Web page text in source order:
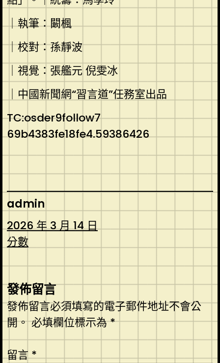
｜執筆：闞楓
｜校對：孫靜波
｜視覺：張艦元 倪雯冰
｜中國新聞網“習言道”任務室出品
TC:osder9follow7
69b4383fe18fe4.59386426
admin
2026 年 3 月 14 日
分數
發佈留言
發佈留言必須填寫的電子郵件地址不會公
開。必填欄位標示為*
留言*